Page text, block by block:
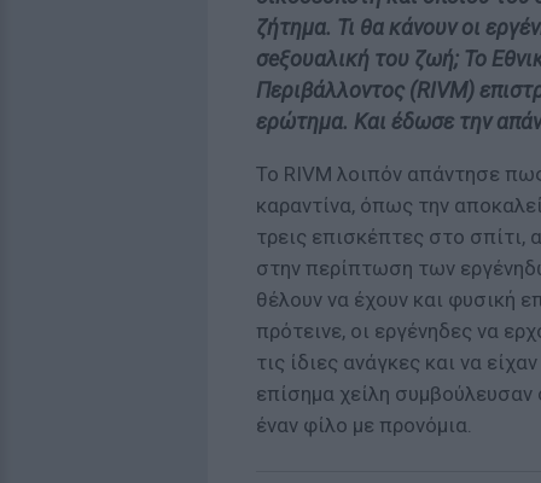
ζήτημα. Τι θα κάνουν οι
σeξουαλική του ζωή; Το
Περιβάλλοντος (RIVM)
ερώτημα. Και έδωσε την
Το RIVM λοιπόν απάντησε
καραντίνα, όπως την
τρεις επισκέπτες στο σπίτι,
στην περίπτωση των
θέλουν να έχουν και φυσική
πρότεινε, οι εργένηδες να
τις ίδιες ανάγκες και να
επίσημα χείλη
έναν φίλο με προνόμια.